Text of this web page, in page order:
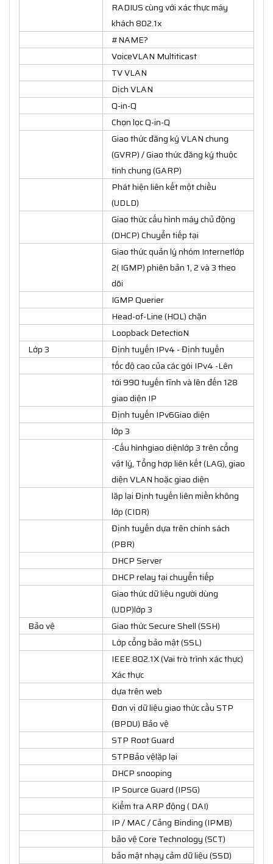
RADIUS cùng với xác thực máy
khách 802.1x
#NAME?
VoiceVLAN Multiticast
TV VLAN
Dịch VLAN
Q-in-Q
Chọn lọc Q-in-Q
Giao thức đăng ký VLAN chung
(GVRP) / Giao thức đăng ký thuộc
tính chung (GARP)
Phát hiện liên kết một chiều
(UDLD)
Giao thức cấu hình máy chủ động
(DHCP) Chuyển tiếp tại
Giao thức quản lý nhóm Internetlớp
2( IGMP) phiên bản 1, 2 và 3 theo
dõi
IGMP Querier
Head-of-Line (HOL) chặn
Loopback DetectioN
Lớp 3
Định tuyến IPv4 - Định tuyến
tốc độ cao của các gói IPv4 -Lên
tới 990 tuyến tĩnh và lên đến 128
giao diện IP
Định tuyến IPv6Giao diện
lớp 3
-Cấu hìnhgiao diệnlớp 3 trên cổng
vật lý, Tổng hợp liên kết (LAG), giao
diện VLAN hoặc giao diện
lặp lại Định tuyến liên miền không
lớp (CIDR)
Định tuyến dựa trên chính sách
(PBR)
DHCP Server
DHCP relay tại chuyển tiếp
Giao thức dữ liệu người dùng
(UDP)lớp 3
Bảo vệ
Giao thức Secure Shell (SSH)
Lớp cổng bảo mật (SSL)
IEEE 802.1X (Vai trò trình xác thực)
Xác thực
dựa trên web
Đơn vị dữ liệu giao thức cầu STP
(BPDU) Bảo vệ
STP Root Guard
STPBảo vệlặp lại
DHCP snooping
IP Source Guard (IPSG)
Kiểm tra ARP động ( DAI)
IP / MAC / Cảng Binding (IPMB)
bảo vệ Core Technology (SCT)
bảo mật nhạy cảm dữ liệu (SSD)